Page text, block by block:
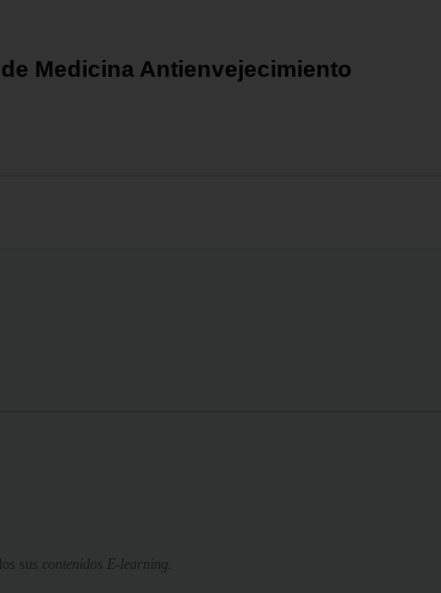
Medicina Antienvejecimiento
sus contenidos E-learning.